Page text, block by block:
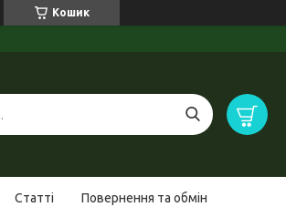
Кошик
Статті Повернення та обмін